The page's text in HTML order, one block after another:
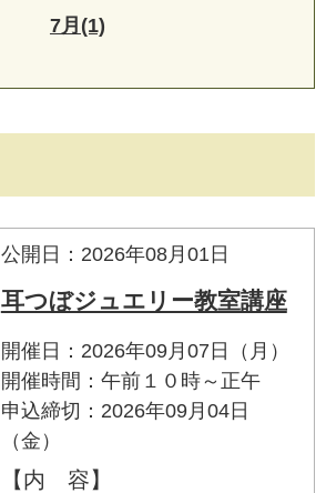
公開日：2026年08月01日
耳つぼジュエリー教室講座
開催日：2026年09月07日（月）
開催時間：午前１０時～正午
申込締切：2026年09月04日
（金）
【内 容】
7月(1)